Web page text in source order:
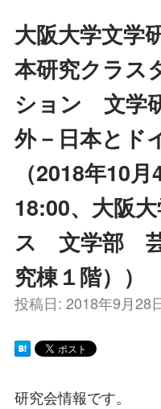
大阪大学文学
本研究クラス
ション 文学
外－日本とド
（2018年10
18:00、大阪
ス 文学部 芸
究棟１階））
投稿日: 2018年9月28
研究会情報です。